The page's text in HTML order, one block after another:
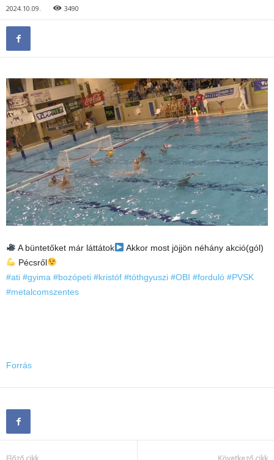
2024.10.09. 3490
A büntetőket már láttátok
Akkor most jöjjön néhány akció(gól)
Pécsről
#ati #gyima #bozópeti #kristóf #tóthgyuszi #OBI #forduló #PVSK
#metalcomszentes
Forrás